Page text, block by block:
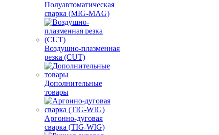
Полуавтоматическая
сварка (MIG-MAG)
Воздушно-плазменная
резка (CUT)
Дополнительные
товары
Аргонно-дуговая
сварка (TIG-WIG)